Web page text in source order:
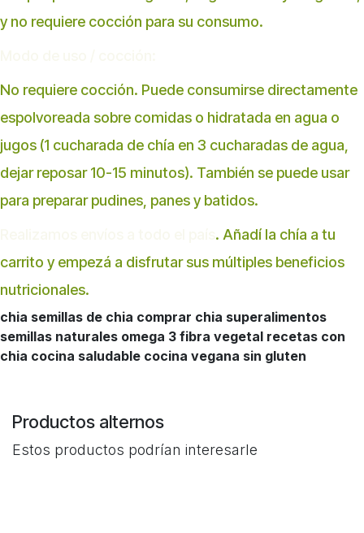
y no requiere cocción para su consumo.
No requiere cocción. Puede consumirse directamente
espolvoreada sobre comidas o hidratada en agua o
jugos (1 cucharada de chía en 3 cucharadas de agua,
dejar reposar 10-15 minutos). También se puede usar
para preparar pudines, panes y batidos.
. Añadí la chía a tu
carrito y empezá a disfrutar sus múltiples beneficios
nutricionales.
chia semillas de chia comprar chia superalimentos
semillas naturales omega 3 fibra vegetal recetas con
chia cocina saludable cocina vegana sin gluten
Productos alternos
Estos productos podrían interesarle